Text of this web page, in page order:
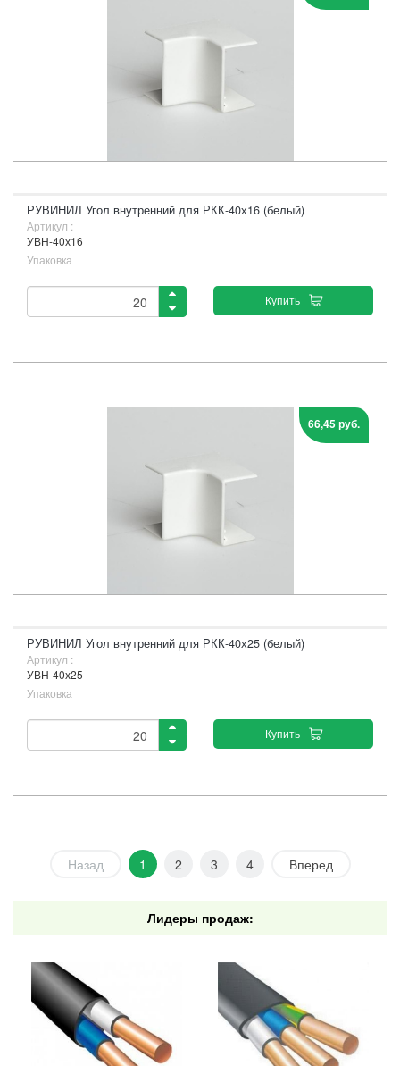
РУВИНИЛ Угол внутренний для РКК-40х16 (белый)
Артикул :
УВН-40х16
Упаковка
Купить
66,45 руб.
РУВИНИЛ Угол внутренний для РКК-40х25 (белый)
Артикул :
УВН-40х25
Упаковка
Купить
Назад 1 2 3 4 Вперед
Лидеры продаж: